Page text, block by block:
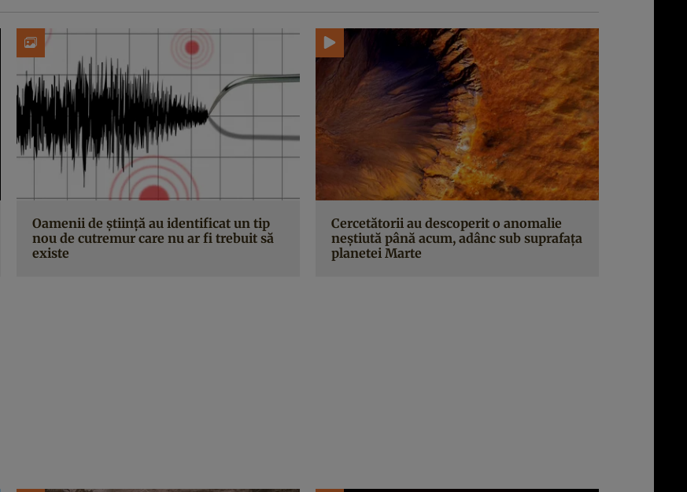
Oamenii de știință au identificat un tip
nou de cutremur care nu ar fi trebuit să
existe
Cercetătorii au descoperit o anomalie
neștiută până acum, adânc sub suprafața
planetei Marte